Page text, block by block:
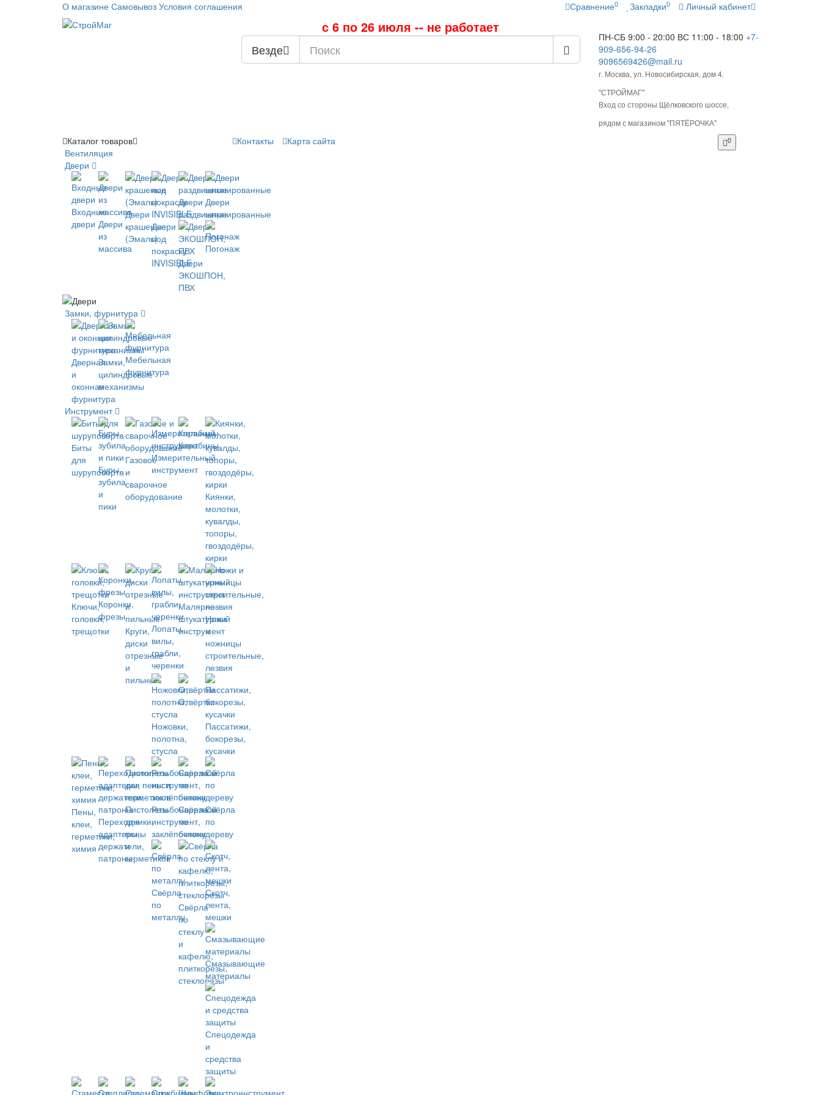
О магазине Самовывоз Условия соглашения Сравнение0 Закладки0 Личный кабинет
с 6 по 26 июля -- не работает
Везде
ПН-СБ 9:00 - 20:00 ВС 11:00 - 18:00 +7-
909-656-94-26
9096569426@mail.ru
г. Москва, ул. Новосибирская, дом 4.
"СТРОЙМАГ"
Вход со стороны Щёлковского шоссе,
рядом с магазином "ПЯТЁРОЧКА"
Каталог товаров
Вентиляция
Двери
Входные
двери Двери
из
массива
Двери
крашеные
(Эмаль)
Двери
под
покраску
INVISIBLE
Двери
раздвижные
Двери
шпонированные
Двери
ЭКОШПОН,
ПВХ
Погонаж
Замки, фурнитура
Дверная
и
оконная
фурнитура
Замки,
цилиндровые
механизмы
Мебельная
фурнитура
Инструмент
Биты
для
шуруповёрта
Буры,
зубила
и
пики
Газовое
и
сварочное
оборудование
Измерительный
инструмент
Карабины
Киянки,
молотки,
кувалды,
топоры,
гвоздодёры,
кирки
Ключи,
головки,
трещотки
Коронки,
фрезы
Круги,
диски
отрезные
и
пильные
Лопаты,
вилы,
грабли,
черенки
Малярно-
штукатурный
инструмент
Ножи
и
ножницы
строительные,
лезвия
Ножовки,
полотна,
стусла
Отвёртки
Пассатижи,
бокорезы,
кусачки
Пены,
клеи,
герметики,
химия
Переходники,
адаптеры,
держатели,
патроны
Пистолеты
для
пены
и
герметиков
Резьбонарезной
инструмент,
заклёпочники
Свёрла
по
бетону
Свёрла
по
дереву
Свёрла
по
металлу
Свёрла
по
стеклу
и
кафелю,
плиткорезы,
стеклорезы
Скотч,
лента,
мешки
Смазывающие
материалы
Спецодежда
и
средства
защиты
Контакты Карта сайта 0